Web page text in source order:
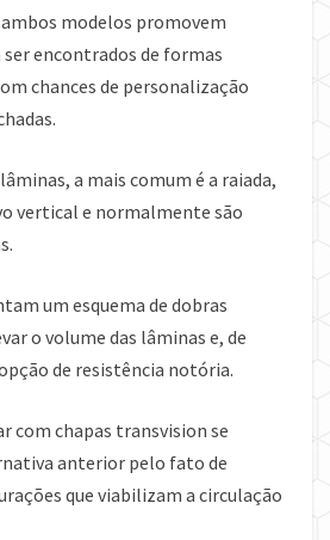
modelos promovem
encontrados de formas
chances de personalização
a mais comum é a raiada,
vertical e normalmente são
um esquema de dobras
o volume das lâminas e, de
de resistência notória.
com chapas transvision se
anterior pelo fato de
que viabilizam a circulação